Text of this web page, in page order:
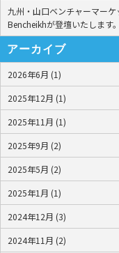
九州・山口ベンチャーマー
Bencheikhが登壇いたします。
アーカイブ
2026年6月 (1)
2025年12月 (1)
2025年11月 (1)
2025年9月 (2)
2025年5月 (2)
2025年1月 (1)
2024年12月 (3)
2024年11月 (2)